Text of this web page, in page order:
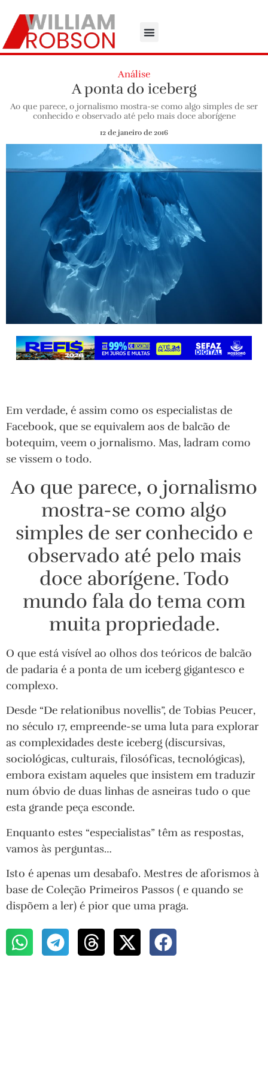
Análise
A ponta do iceberg
Ao que parece, o jornalismo mostra-se como algo simples de ser
conhecido e observado até pelo mais doce aborígene
12 de janeiro de 2016
Em verdade, é assim como os especialistas de
Facebook, que se equivalem aos de balcão de
botequim, veem o jornalismo. Mas, ladram como
se vissem o todo.
Ao que parece, o jornalismo
mostra-se como algo
simples de ser conhecido e
observado até pelo mais
doce aborígene. Todo
mundo fala do tema com
muita propriedade.
O que está visível ao olhos dos teóricos de balcão
de padaria é a ponta de um iceberg gigantesco e
complexo.
Desde “De relationibus novellis”, de Tobias Peucer,
no século 17, empreende-se uma luta para explorar
as complexidades deste iceberg (discursivas,
sociológicas, culturais, filosóficas, tecnológicas),
embora existam aqueles que insistem em traduzir
num óbvio de duas linhas de asneiras tudo o que
esta grande peça esconde.
Enquanto estes “especialistas” têm as respostas,
vamos às perguntas…
Isto é apenas um desabafo. Mestres de aforismos à
base de Coleção Primeiros Passos ( e quando se
dispõem a ler) é pior que uma praga.